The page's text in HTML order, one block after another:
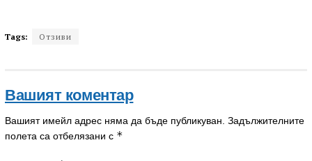
Tags: Отзиви
Вашият коментар
Вашият имейл адрес няма да бъде публикуван. Задължителните
полета са отбелязани с *